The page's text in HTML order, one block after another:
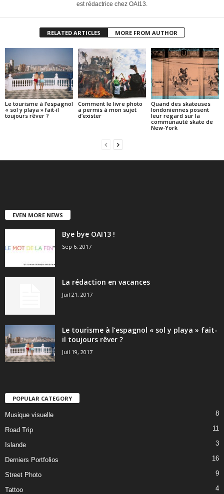
est rédactrice chez OAI13.
RELATED ARTICLES MORE FROM AUTHOR
Le tourisme à l’espagnol
« sol y playa » fait-il
toujours rêver ?
Comment le livre photo
a permis à mon sujet
d’exister
Quand des skateuses
londoniennes posent
leur regard sur la
communauté skate de
New-York
EVEN MORE NEWS
Bye bye OAI13 !
Sep 6, 2017
La rédaction en vacances
Juil 21, 2017
Le tourisme à l’espagnol « sol y playa » fait-
il toujours rêver ?
Juil 19, 2017
POPULAR CATEGORY
Musique visuelle 8
Road Trip 11
Islande 3
Derniers Portfolios 16
Street Photo 9
Tattoo 4